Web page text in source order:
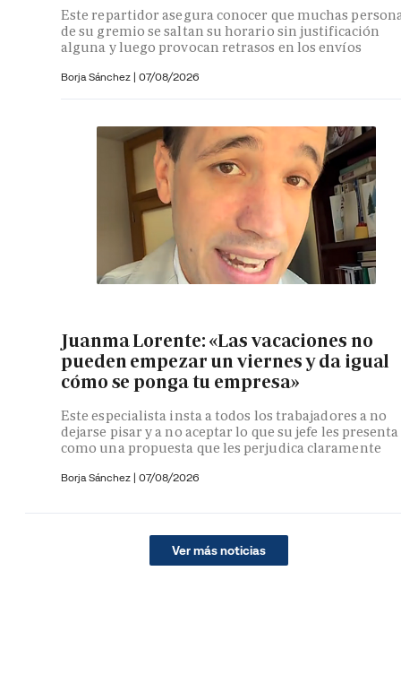
Este repartidor asegura conocer que muchas
de su gremio se saltan su horario sin justificación
alguna y luego provocan retrasos en los envíos
Borja Sánchez | 07/08/2026
Juanma Lorente: «Las vacaciones no
pueden empezar un viernes y da igual
cómo se ponga tu empresa»
Este especialista insta a todos los trabajadores a no
dejarse pisar y a no aceptar lo que su jefe les presenta
como una propuesta que les perjudica claramente
Borja Sánchez | 07/08/2026
Ver más noticias